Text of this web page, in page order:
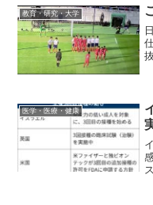
教育・研究・大学
医学・医療・健康